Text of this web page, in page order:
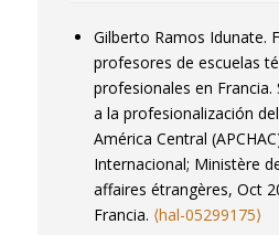
Avelino Aldo de Lima
Iduñate, Moisés Llopis I
del dossier "Diversidad,
pedagógicas y
Educación Profesional,
Tecnológica"..Revista
2025, 34 (1),
https://
Gilberto Ramos Idunate.
profesores de escuelas
profesionales en Francia.
a la profesionalización
América Central
Internacional; Ministère
affaires étrangères, Oct
Francia. ⟨hal-05299175⟩